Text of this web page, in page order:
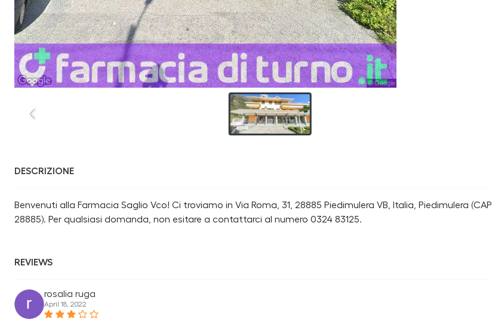
DESCRIZIONE
Benvenuti alla Farmacia Saglio Vco! Ci troviamo in Via Roma, 31, 28885 Piedimulera VB, Italia, Piedimulera (CAP
28885). Per qualsiasi domanda, non esitare a contattarci al numero 0324 83125.
REVIEWS
rosalia ruga
April 18, 2022